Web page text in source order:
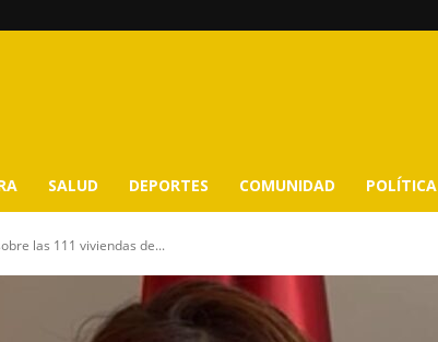
SALUD DEPORTES COMUNIDAD POLÍTICA
las 111 viviendas de...